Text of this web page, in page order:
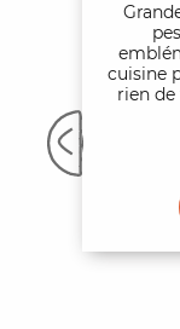
cuisine
rien de